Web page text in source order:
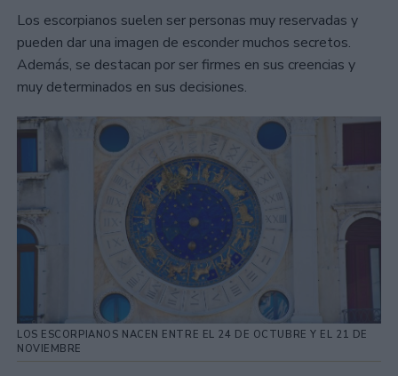
Los escorpianos suelen ser personas muy reservadas y
pueden dar una imagen de esconder muchos secretos.
Además, se destacan por ser firmes en sus creencias y
muy determinados en sus decisiones.
LOS ESCORPIANOS NACEN ENTRE EL 24 DE OCTUBRE Y EL 21 DE
NOVIEMBRE